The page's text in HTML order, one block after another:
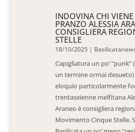
INDOVINA CHI
PRANZO ALESSIA
CONSIGLIERA
STELLE
18/10/2025 |
Capigliatura un po’ “punk”
un termine ormai desueto)
eloquio particolarmente
trentaseienne melfitana
Araneo è consigliera
Movimento Cinque Stelle.